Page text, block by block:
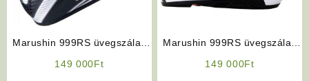
Marushin 999RS üvegszálas
149 000Ft
Marushin 999RS üvegszálas
149 000Ft